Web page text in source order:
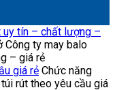
uy tín – chất lượng –
Công ty may balo
– giá rẻ
giá rẻ Chức năng
rút theo yêu cầu giá